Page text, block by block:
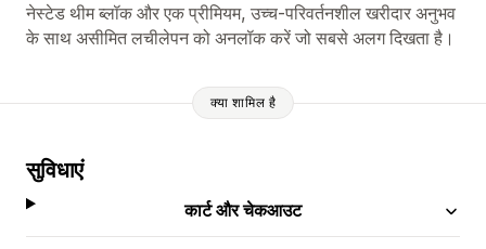
नेस्टेड थीम ब्लॉक और एक प्रीमियम, उच्च-परिवर्तनशील खरीदार अनुभव
के साथ असीमित लचीलेपन को अनलॉक करें जो सबसे अलग दिखता है।
क्या शामिल है
सुविधाएं
कार्ट और चेकआउट